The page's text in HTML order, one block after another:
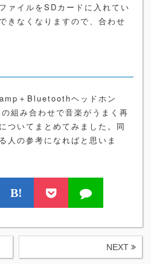
ァイルをSDカードに入れてい
きなくなりますので、合わせ
＋Bluetoothヘッドホン
組み合わせで音楽がうまく再
ついてまとめてみました。同
人の参考になればと思いま
B!
NEXT